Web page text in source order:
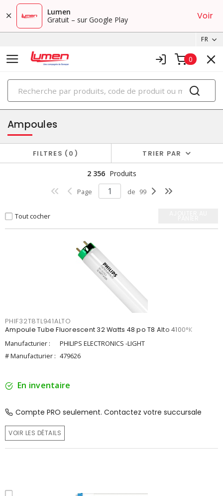
Lumen
Gratuit – sur Google Play
Voir
FR
0
PRODUITS
éclairage
Ampoules
FILTRES 0 TRIER PAR
2 356 Produits
Page de 99
Tout cocher
PHIF32T8TL941ALTO
Ampoule Tube Fluorescent 32 Watts 48 po T8 Alto 4100°K
Manufacturier :
PHILIPS ELECTRONICS -LIGHT
# Manufacturier : 479626
En inventaire
Compte PRO seulement. Contactez votre succursale
VOIR LES DÉTAILS